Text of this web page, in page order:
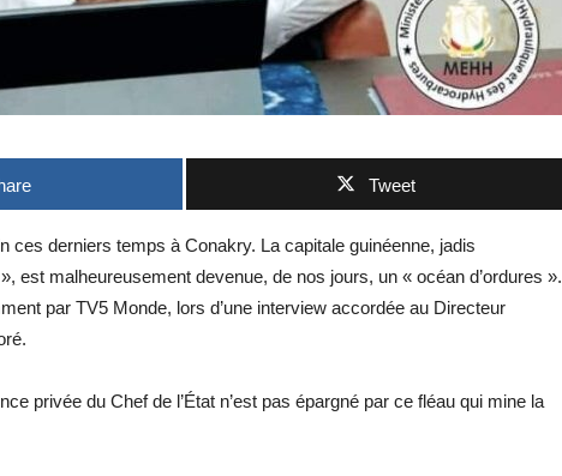
Tweet
ces derniers temps à Conakry. La capitale guinéenne, jadis
est malheureusement devenue, de nos jours, un « océan d’ordures ».
par TV5 Monde, lors d’une interview accordée au Directeur
privée du Chef de l’État n’est pas épargné par ce fléau qui mine la